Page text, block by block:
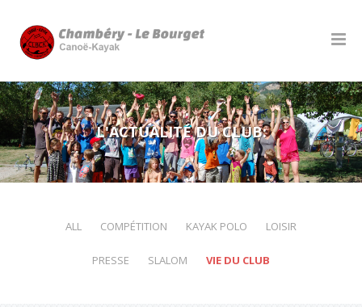
L'ACTUALITÉ DU CLUB:
ALL COMPÉTITION KAYAK POLO LOISIR
PRESSE SLALOM VIE DU CLUB